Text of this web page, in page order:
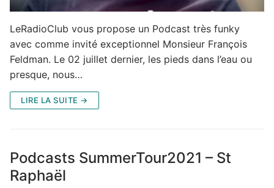
LeRadioClub vous propose un Podcast très funky
avec comme invité exceptionnel Monsieur François
Feldman. Le 02 juillet dernier, les pieds dans l’eau ou
presque, nous…
LIRE LA SUITE →
Podcasts SummerTour2021 – St
Raphaël